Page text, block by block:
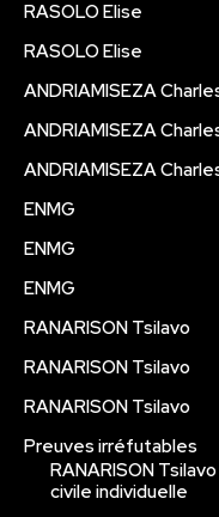
RASOLO Elise
RASOLO Elise
ANDRIAMISEZA
ANDRIAMISEZA
ANDRIAMISEZA
ENMG
ENMG
ENMG
RANARISON Tsilavo
RANARISON Tsilavo
RANARISON Tsilavo
Preuves irréfutables
RANARISON
civile individuelle